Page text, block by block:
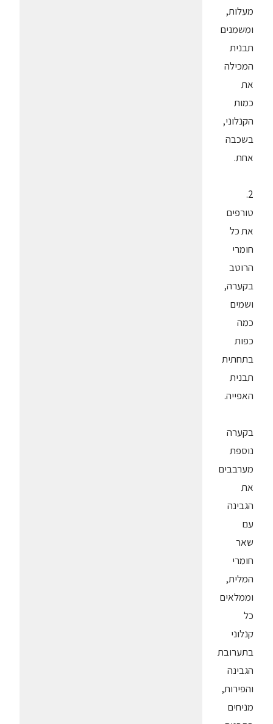
מעלות,
ומשמנים
תבנית
המכילה
את
כמות
הקנלוני,
בשכבה
אחת.
2.
טורפים
את כל
חומרי
הרוטב
בקערה,
ושמים
כמה
כפות
בתחתית
תבנית
האפייה.
בקערה
נוספת
מערבבים
את
הגבינה
עם
שאר
חומרי
המלית,
וממלאים
כל
קנלוני
בתערובת
הגבינה
והפירות,
מניחים